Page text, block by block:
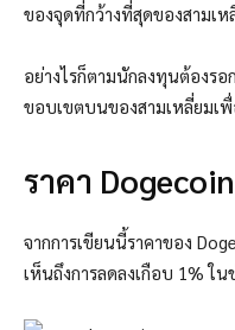
ของจุดที่กว้างที่สุดของสามเ
อย่างไรก็ตามนักลงทุนต้องร
ขอบเขตบนของสามเหลี่ยมเ
ราคา
จากการเขียนนี้ราคาของ
เห็นถึงการลดลงเกือบ 1% ใ